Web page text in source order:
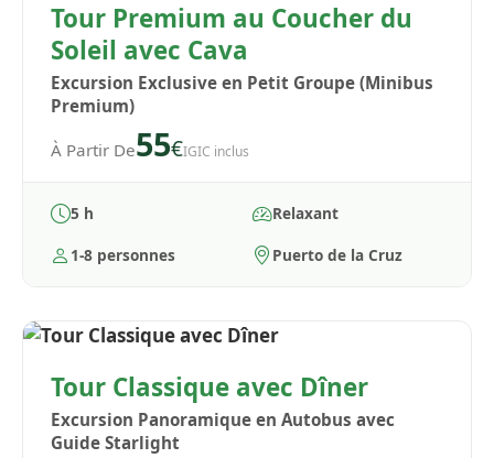
Tour Premium au Coucher du
Soleil avec Cava
Excursion Exclusive en Petit Groupe (Minibus
Premium)
À Partir De55€IGIC inclus
5 h
Relaxant
1-8 personnes
Puerto de la Cruz
Tour Classique avec Dîner
Excursion Panoramique en Autobus avec
Guide Starlight